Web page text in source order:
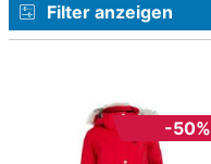
Filter anzeigen
-50%